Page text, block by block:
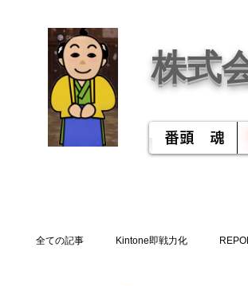
株式
番頭 魂
全ての記事 Kintone即戦力化